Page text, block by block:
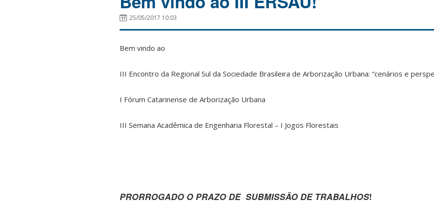
25/05/2017 10:03
Bem vindo ao
III Encontro da Regional Sul da Sociedade Brasileira de Arborização Urbana: “cenários e
I Fórum Catarinense de Arborização Urbana
III Semana Acadêmica de Engenharia Florestal – I Jogos Florestais
PRORROGADO O PRAZO DE SUBMISSÃO DE TRABALHOS!